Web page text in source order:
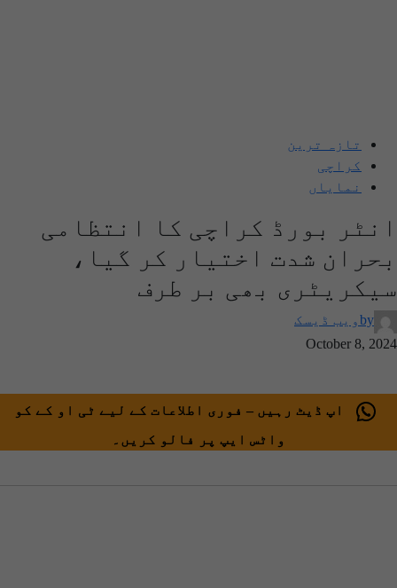
تازہ ترین
کراچی
نمایاں
انٹر بورڈ کراچی کا انتظامی
بحران شدت اختیار کر گیا،
سیکریٹری بھی بر طرف
byویب ڈیسک
October 8, 2024
اپ ڈیٹ رہیں – فوری اطلاعات کے لیے ٹی او کے کو
واٹس ایپ پر فالو کریں۔